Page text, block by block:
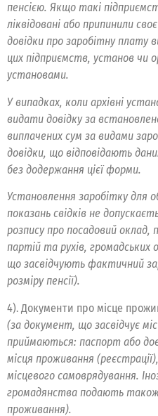
пенсією. Якщо такі
ліквідовані або припинили
довідки про заробітну плату
цих підприємств, установ чи
установами.
У випадках, коли архівні
видати довідку за
виплачених сум за видами
довідки, що відповідають
без додержання цієї форми.
Установлення заробітку для
показань свідків не
розпису про посадовий
партій та рухів, громадських
що засвідчують фактичний
розміру пенсії).
4). Документи про місце
(за документ, що засвідчує
приймаються: паспорт або
місця проживання
місцевого самоврядування.
громадянства подають також
проживання).